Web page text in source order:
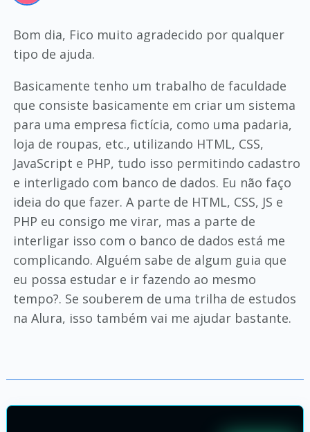
Bom dia, Fico muito agradecido por qualquer
tipo de ajuda.
Basicamente tenho um trabalho de faculdade
que consiste basicamente em criar um sistema
para uma empresa fictícia, como uma padaria,
loja de roupas, etc., utilizando HTML, CSS,
JavaScript e PHP, tudo isso permitindo cadastro
e interligado com banco de dados. Eu não faço
ideia do que fazer. A parte de HTML, CSS, JS e
PHP eu consigo me virar, mas a parte de
interligar isso com o banco de dados está me
complicando. Alguém sabe de algum guia que
eu possa estudar e ir fazendo ao mesmo
tempo?. Se souberem de uma trilha de estudos
na Alura, isso também vai me ajudar bastante.